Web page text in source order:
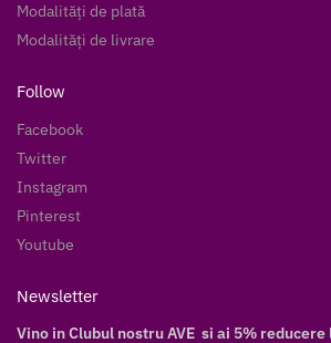
Modalități de plată
Modalități de livrare
Follow
Facebook
Twitter
Instagram
Pinterest
Youtube
Newsletter
Vino in Clubul nostru AVE si ai 5%